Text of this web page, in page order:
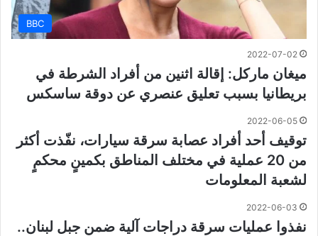
BBC
2022-07-02
ميغان ماركل: إقالة اثنين من أفراد الشرطة في
بريطانيا بسبب تعليق عنصري عن دوقة ساسكس
2022-06-05
توقيف أحد أفراد عصابة سرقة سيارات، نفّذت أكثر
من 20 عملية في مختلف المناطق بكمينٍ محكمٍ
لشعبة المعلومات
2022-06-03
نفذوا عمليات سرقة دراجات آلية ضمن جبل لبنان..